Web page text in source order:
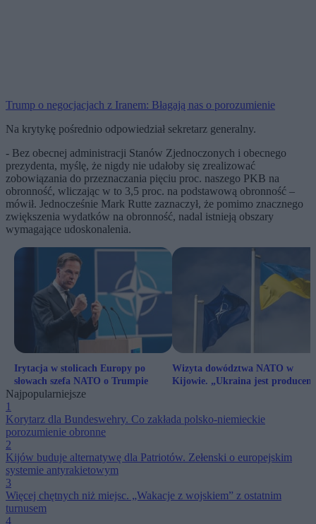
Trump o negocjacjach z Iranem: Błagają nas o porozumienie
Na krytykę pośrednio odpowiedział sekretarz generalny.
- Bez obecnej administracji Stanów Zjednoczonych i obecnego
prezydenta, myślę, że nigdy nie udałoby się zrealizować
zobowiązania do przeznaczania pięciu proc. naszego PKB na
obronność, wliczając w to 3,5 proc. na podstawową obronność –
mówił. Jednocześnie Mark Rutte zaznaczył, że pomimo znacznego
zwiększenia wydatków na obronność, nadal istnieją obszary
wymagające udoskonalenia.
Irytacja w stolicach Europy po
słowach szefa NATO o Trumpie
Wizyta dowództwa NATO w
Kijowie. „Ukraina jest
Najpopularniejsze
1
Korytarz dla Bundeswehry. Co zakłada polsko-niemieckie
porozumienie obronne
2
Kijów buduje alternatywę dla Patriotów. Zełenski o europejskim
systemie antyrakietowym
3
Więcej chętnych niż miejsc. „Wakacje z wojskiem” z ostatnim
turnusem
4